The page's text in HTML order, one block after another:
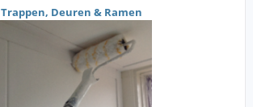
Trappen, Deuren & Ramen